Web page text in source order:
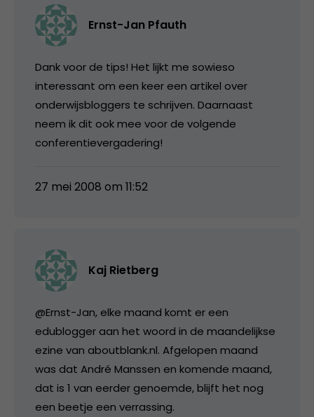
Ernst-Jan Pfauth
Dank voor de tips! Het lijkt me sowieso
interessant om een keer een artikel over
onderwijsbloggers te schrijven. Daarnaast
neem ik dit ook mee voor de volgende
conferentievergadering!
27 mei 2008 om 11:52
Kaj Rietberg
@Ernst-Jan, elke maand komt er een
edublogger aan het woord in de maandelijkse
ezine van aboutblank.nl. Afgelopen maand
was dat André Manssen en komende maand,
dat is 1 van eerder genoemde, blijft het nog
een beetje een verrassing.